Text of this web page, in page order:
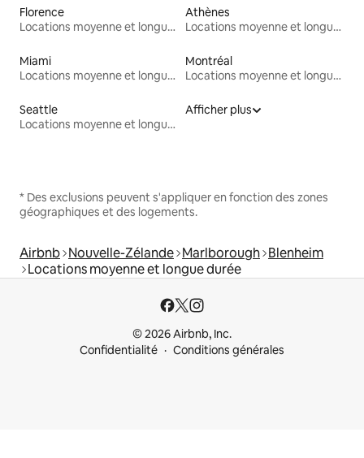
Florence
Locations moyenne et longue durée
Athènes
Locations moyenne et longue durée
Miami
Locations moyenne et longue durée
Montréal
Locations moyenne et longue durée
Seattle
Locations moyenne et longue durée
Afficher plus
* Des exclusions peuvent s'appliquer en fonction des zones
géographiques et des logements.
Airbnb Nouvelle-Zélande Marlborough Blenheim
Locations moyenne et longue durée
© 2026 Airbnb, Inc.
Confidentialité
Conditions générales